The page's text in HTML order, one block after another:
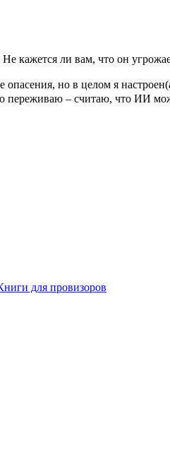
кажется ли вам, что он
опасения, но в целом я
переживаю – считаю, что ИИ